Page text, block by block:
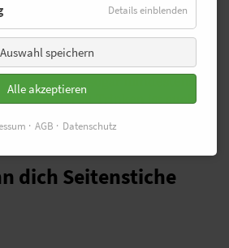
sollte man zwei Stunden
mehr essen. Oder zumindest nur
– etwa eine Banane eine
Zwischen richtig großen
Lauf sollten sogar mindestens
Zu viel zu Trinken ist auch
Geschwabbel eines übervollen
dich Seitenstiche
Details einblenden
Auswahl speichern
Alle akzeptieren
AGB Datenschutz